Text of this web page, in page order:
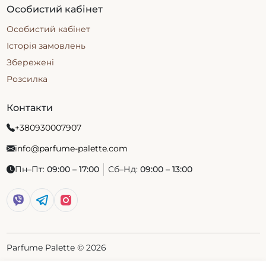
matiere premiere парфумерія представлена
кількома популярними ароматами, які
відрізняються базовою нотою та інтенсивністю
звучання. У каталозі зазвичай доступні як класичні
композиції, так і більш насичені версії.
Radical Rose – троянда з вираженим зеленим та
використання, особливо в прохолодну пору.
сухою базою. Добре розкривається ввечері або
в офісному форматі.
Vanilla Powder – м’яка ваніль із пудровим
ефектом. Зручний варіант для тих, хто не
Вибір залежить від того, яку ноту хочеться
підкреслити – квіткову, деревну або гурманську.
Як обрати парфуми Matiere Premiere
Щоб вдало підібрати аромат, варто орієнтуватися
Особистий кабінет
Особистий кабінет
Історія замовлень
Збережені
Розсилка
Контакти
+380930007907
info@parfume-palette.com
Пн–Пт: 09:00 – 17:00 Сб–Нд: 09:00 – 13:00
Parfume Palette © 2026